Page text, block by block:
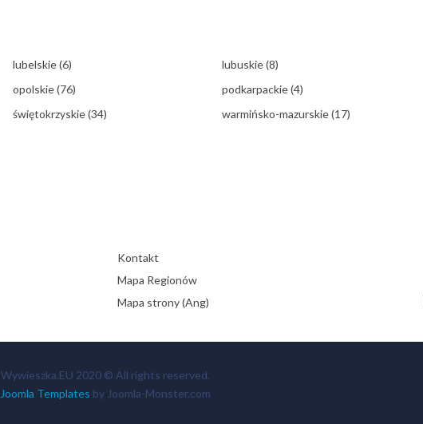
lubelskie(6) lubuskie(8)
opolskie(76) podkarpackie(4)
świętokrzyskie(34) warmińsko-mazurskie(17)
Kontakt
Mapa Regionów
Mapa strony (Ang)
Wywieszka.EU 2020 © All rights reserved.
Joomla Templates by Joomla-Monster.com